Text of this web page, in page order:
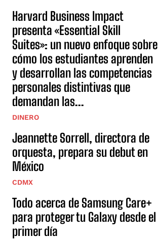
Harvard Business Impact
presenta «Essential Skill
Suites»: un nuevo enfoque sobre
cómo los estudiantes aprenden
y desarrollan las competencias
personales distintivas que
demandan las...
DINERO
Jeannette Sorrell, directora de
orquesta, prepara su debut en
México
CDMX
Todo acerca de Samsung Care+
para proteger tu Galaxy desde el
primer día